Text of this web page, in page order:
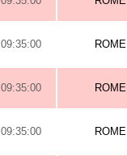
09:35:00 ROME
09:35:00 ROME
09:35:00 ROME